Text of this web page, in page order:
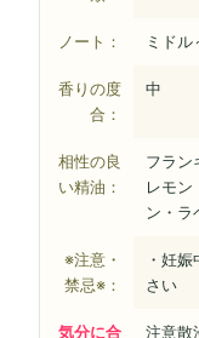
ノート： ミドル
香りの度
合：
中
相性の良
い精油：
フラン
レモン
ン・ラ
※注意・
禁忌※：
・妊
さい
気分に合
注意散